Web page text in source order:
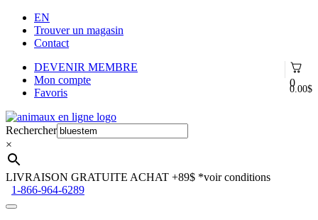
EN
Trouver un magasin
Contact
0
0.00$
DEVENIR MEMBRE
Mon compte
Favoris
Aller
à
la
navigation
Aller
au
contenu
Rechercher
×
LIVRAISON GRATUITE ACHAT +89$ *voir conditions
1-866-964-6289